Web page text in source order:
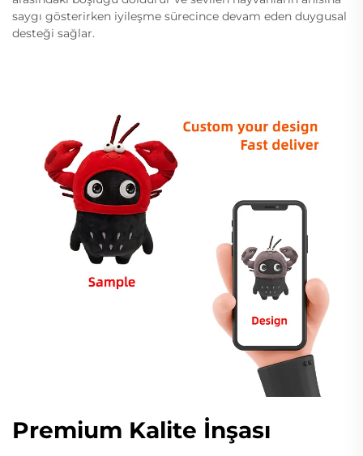
saygı gösterirken iyileşme sürecince devam eden duygusal
desteği sağlar.
Premium Kalite İnşası